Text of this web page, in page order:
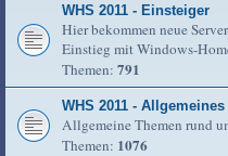
WHS 2011 - Einsteiger
Hier bekommen neue
Einstieg mit Windows-
Themen: 791
WHS 2011 - Allgemeines
Allgemeine Themen rund
Themen: 1076